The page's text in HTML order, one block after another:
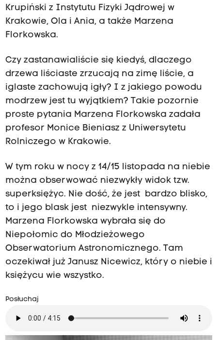
Krupiński z Instytutu Fizyki Jądrowej w
Krakowie, Ola i Ania, a także Marzena
Florkowska.
Czy zastanawialiście się kiedyś, dlaczego
drzewa liściaste zrzucają na zimę liście, a
iglaste zachowują igły? I z jakiego powodu
modrzew jest tu wyjątkiem? Takie pozornie
proste pytania Marzena Florkowska zadała
profesor Monice Bieniasz z Uniwersytetu
Rolniczego w Krakowie.
W tym roku w nocy z 14/15 listopada na niebie
można obserwować niezwykły widok tzw.
superksiężyc. Nie dość, że jest bardzo blisko,
to i jego blask jest niezwykle intensywny.
Marzena Florkowska wybrała się do
Niepołomic do Młodzieżowego
Obserwatorium Astronomicznego. Tam
oczekiwał już Janusz Nicewicz, który o niebie i
księżycu wie wszystko.
Posłuchaj